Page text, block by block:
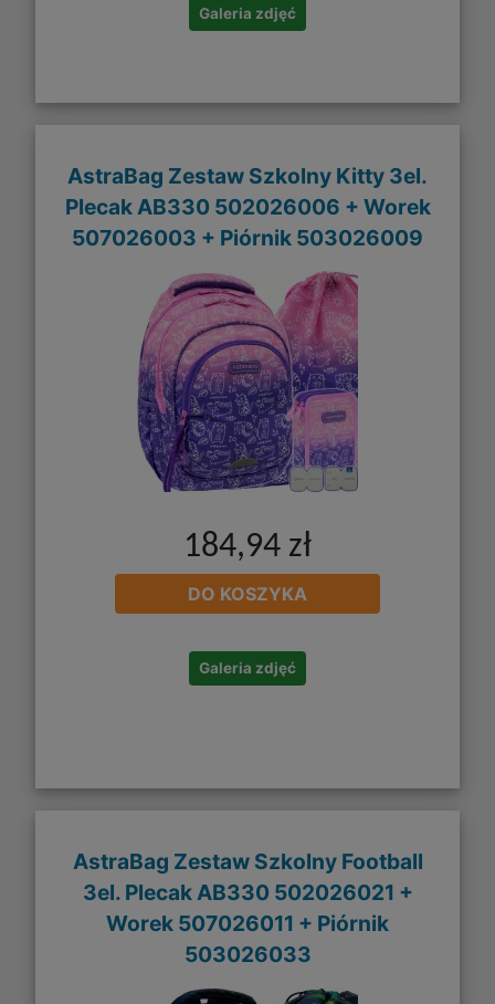
Galeria zdjęć
AstraBag Zestaw Szkolny Kitty 3el.
Plecak AB330 502026006 + Worek
507026003 + Piórnik 503026009
184,94 zł
DO KOSZYKA
Galeria zdjęć
AstraBag Zestaw Szkolny Football
3el. Plecak AB330 502026021 +
Worek 507026011 + Piórnik
503026033